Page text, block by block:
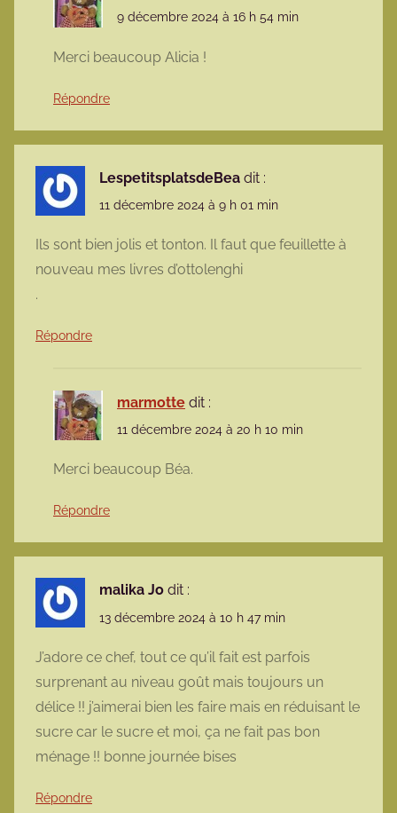
9 décembre 2024 à 16 h 54 min
Merci beaucoup Alicia !
Répondre
LespetitsplatsdeBea dit :
11 décembre 2024 à 9 h 01 min
Ils sont bien jolis et tonton. Il faut que feuillette à
nouveau mes livres d’ottolenghi
.
Répondre
marmotte dit :
11 décembre 2024 à 20 h 10 min
Merci beaucoup Béa.
Répondre
malika Jo dit :
13 décembre 2024 à 10 h 47 min
J’adore ce chef, tout ce qu’il fait est parfois
surprenant au niveau goût mais toujours un
délice !! j’aimerai bien les faire mais en réduisant le
sucre car le sucre et moi, ça ne fait pas bon
ménage !! bonne journée bises
Répondre